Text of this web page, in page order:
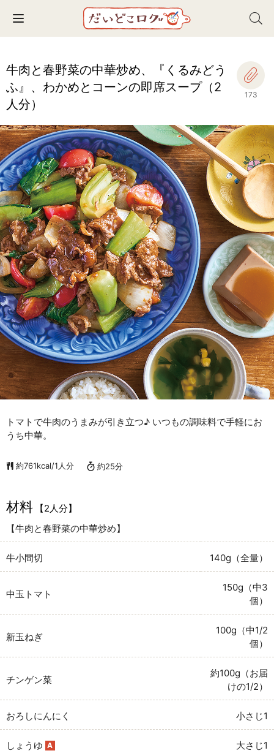
Toggle navigation
牛肉と春野菜の中華炒め、『くるみどう
ふ』、わかめとコーンの即席スープ（2
人分）
173
トマトで牛肉のうまみが引き立つ♪ いつもの調味料で手軽にお
うち中華。
約761kcal/1人分 約25分
材料
【2人分】
【牛肉と春野菜の中華炒め】
牛小間切 140g（全量）
中玉トマト
150g（中3
個）
新玉ねぎ
100g（中1/2
個）
チンゲン菜
約100g（お届
けの1/2）
おろしにんにく 小さじ1
しょうゆ A 大さじ1